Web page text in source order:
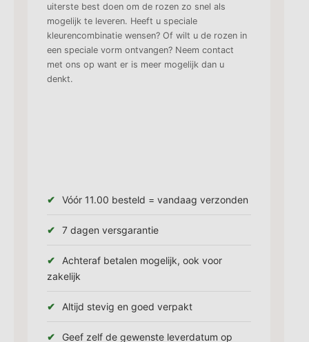
uiterste best doen om de rozen zo snel als
mogelijk te leveren. Heeft u speciale
kleurencombinatie wensen? Of wilt u de rozen in
een speciale vorm ontvangen? Neem contact
met ons op want er is meer mogelijk dan u
denkt.
Vóór 11.00 besteld = vandaag verzonden
7 dagen versgarantie
Achteraf betalen mogelijk, ook voor
zakelijk
Altijd stevig en goed verpakt
Geef zelf de gewenste leverdatum op